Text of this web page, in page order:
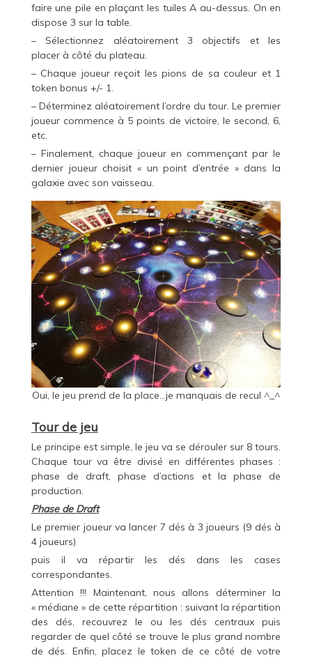
faire une pile en plaçant les tuiles A au-dessus. On en
dispose 3 sur la table.
– Sélectionnez aléatoirement 3 objectifs et les
placer à côté du plateau.
– Chaque joueur reçoit les pions de sa couleur et 1
token bonus +/- 1.
– Déterminez aléatoirement l’ordre du tour. Le premier
joueur commence à 5 points de victoire, le second, 6,
etc.
– Finalement, chaque joueur en commençant par le
dernier joueur choisit « un point d’entrée » dans la
galaxie avec son vaisseau.
Oui, le jeu prend de la place…je manquais de recul ^_^
Tour de jeu
Le principe est simple, le jeu va se dérouler sur 8 tours.
Chaque tour va être divisé en différentes phases :
phase de draft, phase d’actions et la phase de
production.
Phase de Draft
Le premier joueur va lancer 7 dés à 3 joueurs (9 dés à
4 joueurs)
puis il va répartir les dés dans les cases
correspondantes.
Attention !!! Maintenant, nous allons déterminer la
« médiane » de cette répartition : suivant la répartition
des dés, recouvrez le ou les dés centraux puis
regarder de quel côté se trouve le plus grand nombre
de dés. Enfin, placez le token de ce côté de votre